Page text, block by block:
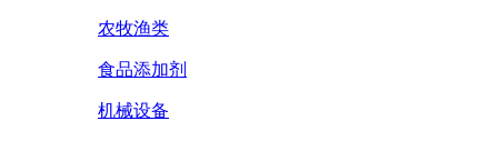
农牧渔类
食品添加剂
机械设备